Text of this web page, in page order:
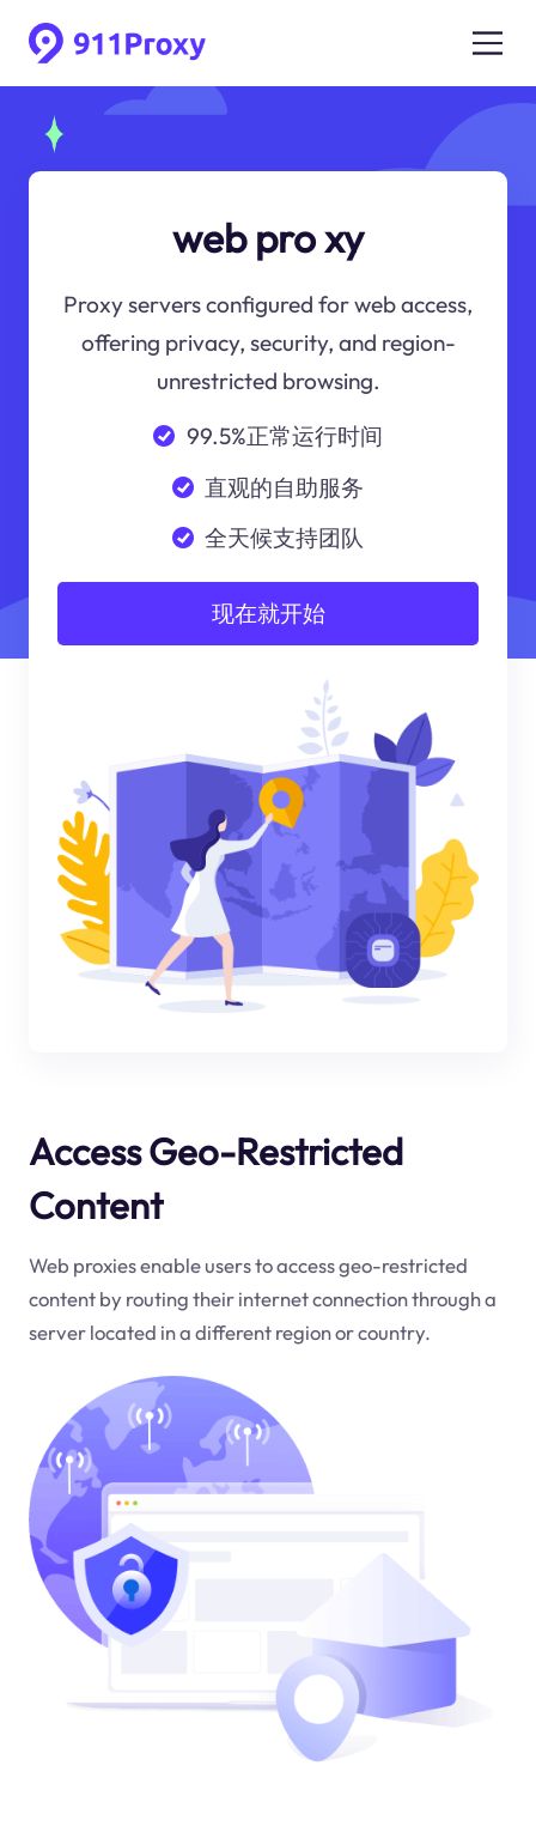
web pro xy
Proxy servers configured for web access,
offering privacy, security, and region-
unrestricted browsing.
99.5%正常运行时间
直观的自助服务
全天候支持团队
现在就开始
Access Geo-Restricted
Content
Web proxies enable users to access geo-restricted
content by routing their internet connection through a
server located in a different region or country.